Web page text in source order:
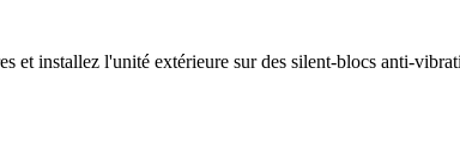
installez l'unité extérieure sur des silent-blocs anti-